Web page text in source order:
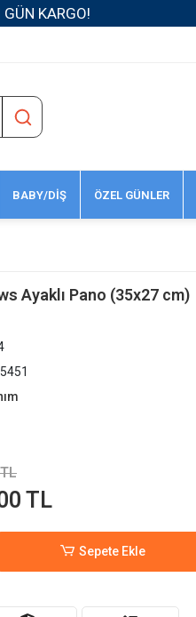
BABY/DİŞ ÖZEL GÜNLER
Ayaklı Pano (35x27 cm)
TL
Sepete Ekle